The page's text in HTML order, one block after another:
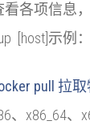
各项信息，
[host]示例
pull 拉
、x86_64、